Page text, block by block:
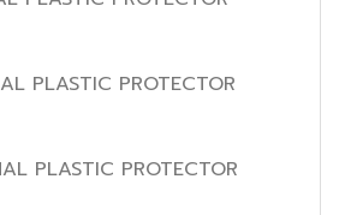
PLASTIC PROTECTOR
PLASTIC PROTECTOR